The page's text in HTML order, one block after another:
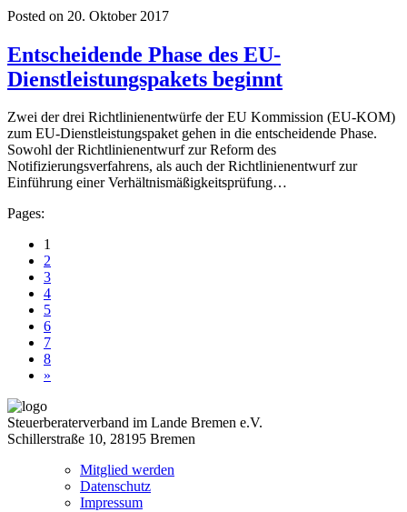
Posted on 20. Oktober 2017
Entscheidende Phase des EU-
Dienstleistungspakets beginnt
Zwei der drei Richtlinienentwürfe der EU Kommission (EU-KOM)
zum EU-Dienstleistungspaket gehen in die entscheidende Phase.
Sowohl der Richtlinienentwurf zur Reform des
Notifizierungsverfahrens, als auch der Richtlinienentwurf zur
Einführung einer Verhältnismäßigkeitsprüfung…
Pages:
1
2
3
4
5
6
7
8
»
Steuerberaterverband im Lande Bremen e.V.
Schillerstraße 10, 28195 Bremen
Mitglied werden
Datenschutz
Impressum